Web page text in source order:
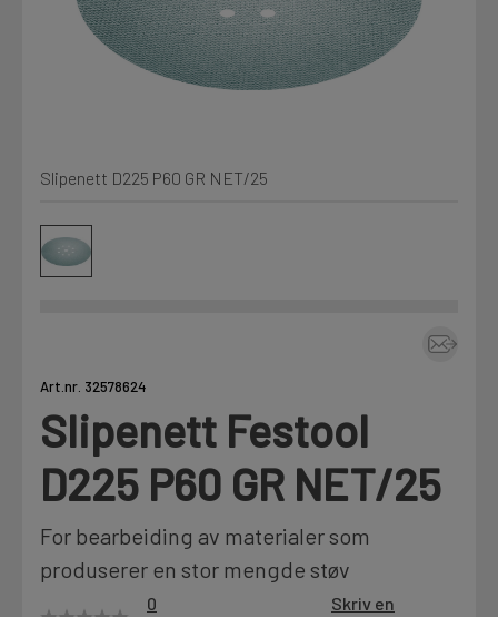
Kjemi, vindsperre og branntetting
Annet
Fag
Motek
Min Fleet NYHET
Prislister
Firmainformasjon
LOGG UT
Slipenett D225 P60 GR NET/25
Art.nr. 32578624
Slipenett Festool
D225 P60 GR NET/25
For bearbeiding av materialer som
produserer en stor mengde støv
0
Skriv en